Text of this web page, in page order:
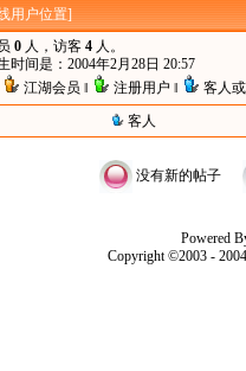
用户位置]
0 人，访客 4 人。
时间是：2004年2月28日 20:57
江湖会员 ‖ 注册用户 ‖
客人
客人
没有新的帖子
Powered
Copyright ©2003 -